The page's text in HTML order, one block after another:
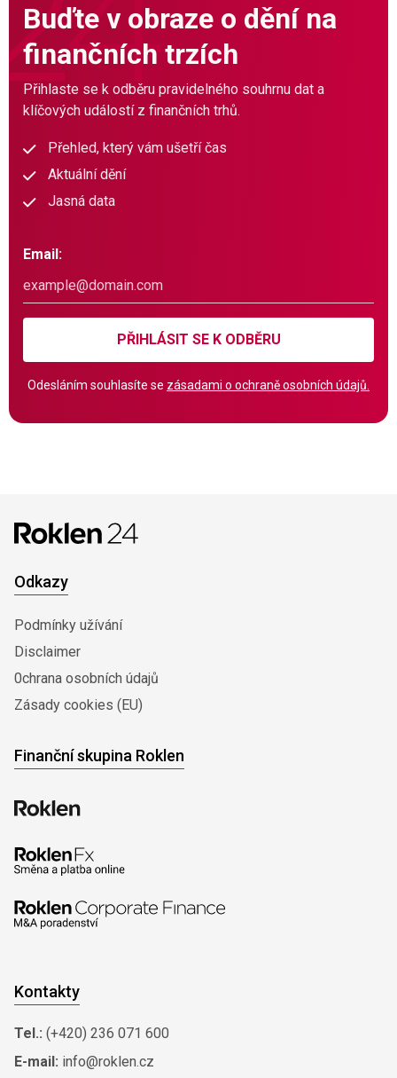
Buďte v obraze o dění na
finančních trzích
Přihlaste se k odběru pravidelného souhrnu dat a
klíčových událostí z finančních trhů.
Přehled, který vám ušetří čas
Aktuální dění
Jasná data
Email:
PŘIHLÁSIT SE K ODBĚRU
Odesláním souhlasíte se zásadami o ochraně osobních údajů.
Odkazy
Podmínky užívání
Disclaimer
0chrana osobních údajů
Zásady cookies (EU)
Finanční skupina Roklen
Kontakty
Tel.: (+420) 236 071 600
E-mail: info@roklen.cz